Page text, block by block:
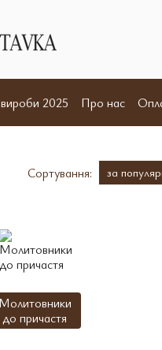
2025 Про нас
Сортування: за
Молитовники
до причастя